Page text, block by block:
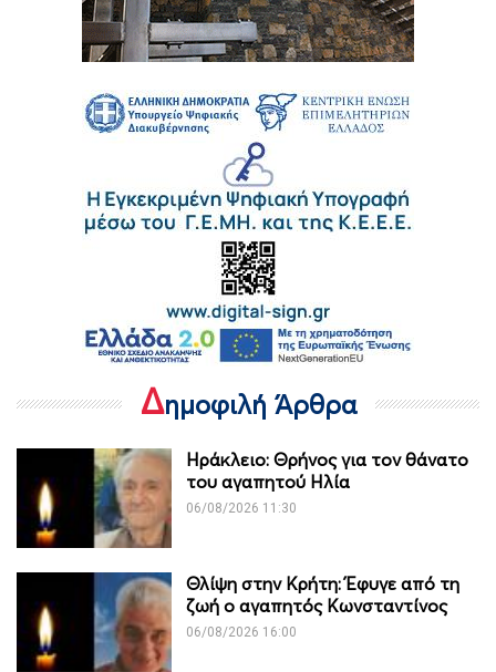
Δημοφιλή Άρθρα
Ηράκλειο: Θρήνος για τον θάνατο
του αγαπητού Ηλία
06/08/2026 11:30
Θλίψη στην Κρήτη: Έφυγε από τη
ζωή ο αγαπητός Κωνσταντίνος
06/08/2026 16:00